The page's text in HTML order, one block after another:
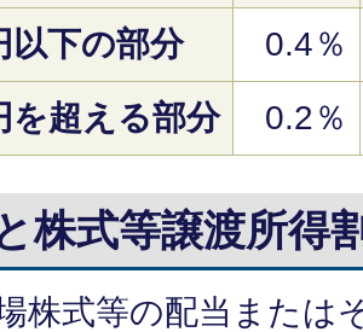
以下の部分
0.4％
を超える部分
0.2％
株式等譲渡所得
株式等の配当または